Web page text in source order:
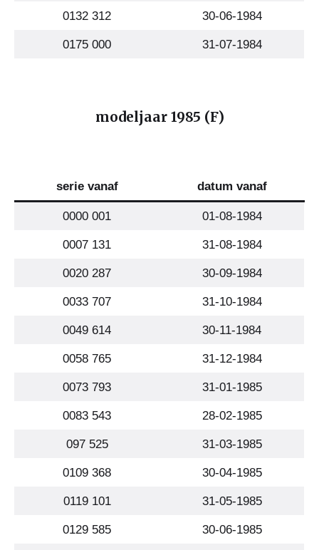
0132 312 30-06-1984
0175 000 31-07-1984
modeljaar 1985 (F)
serie vanaf datum vanaf
0000 001 01-08-1984
0007 131 31-08-1984
0020 287 30-09-1984
0033 707 31-10-1984
0049 614 30-11-1984
0058 765 31-12-1984
0073 793 31-01-1985
0083 543 28-02-1985
097 525 31-03-1985
0109 368 30-04-1985
0119 101 31-05-1985
0129 585 30-06-1985